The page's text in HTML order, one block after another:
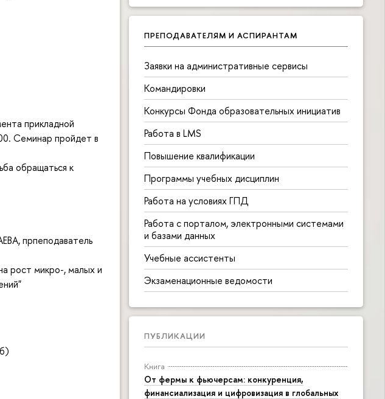
ПРЕПОДАВАТЕЛЯМ И АСПИРАНТАМ
Заявки на административные сервисы
Командировки
Конкурсы Фонда образовательных инициатив
Работа в LMS
Повышение квалификации
Программы учебных дисциплин
Работа на условиях ГПД
Работа с порталом, электронными системами
и базами данных
Учебные ассистенты
Экзаменационные ведомости
ПУБЛИКАЦИИ
Книга
От фермы к фьючерсам: конкуренция,
финансиализация и цифровизация в глобальных
прикладной
Семинар пройдет в
обращаться к
прпеподаватель
рост микро-, малых и